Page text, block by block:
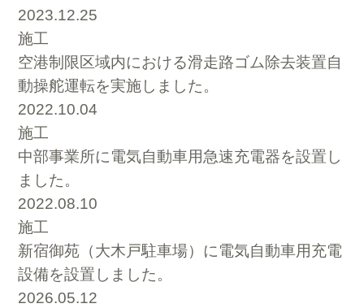
2023.12.25
施工
空港制限区域内における滑走路ゴム除去装置自
動操舵運転を実施しました。
2022.10.04
施工
中部事業所に電気自動車用急速充電器を設置し
ました。
2022.08.10
施工
新宿御苑（大木戸駐車場）に電気自動車用充電
設備を設置しました。
2026.05.12